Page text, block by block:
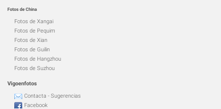
Fotos de China
Fotos de Xangai
Fotos de Pequim
Fotos de Xian
Fotos de Guilin
Fotos de Hangzhou
Fotos de Suzhou
Vigoenfotos
Contacta - Sugerencias
Facebook